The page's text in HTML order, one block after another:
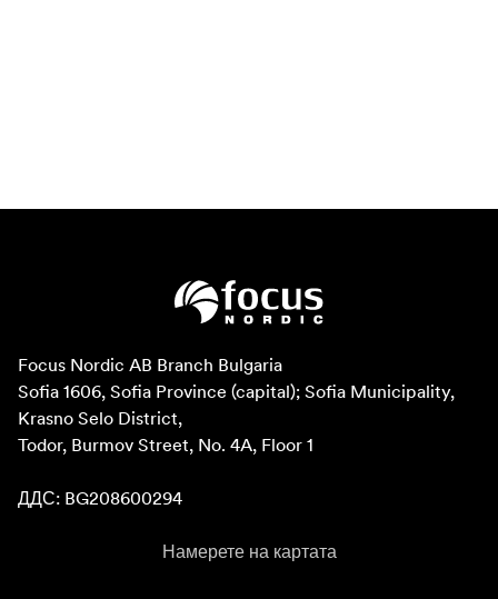
Focus Nordic AB Branch Bulgaria
Sofia 1606, Sofia Province (capital); Sofia Municipality,
Krasno Selo District,
Todor, Burmov Street, No. 4A, Floor 1
ДДС: BG208600294
Намерете на картата